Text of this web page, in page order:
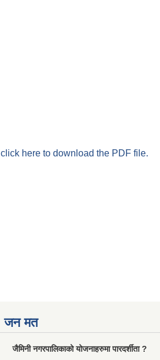
click here to download the PDF file.
जन मत
जैमिनी नगरपालिकाको योजनाहरुमा पारदर्शीता ?